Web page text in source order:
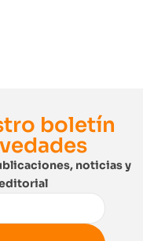
boletín
noticias y